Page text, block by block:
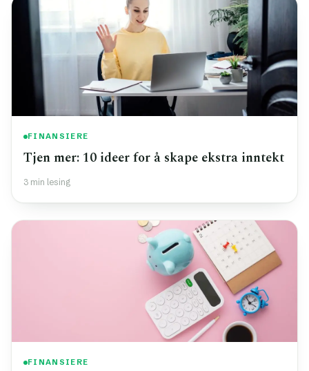
FINANSIERE
Tjen mer: 10 ideer for å skape ekstra inntekt
3 min lesing
FINANSIERE